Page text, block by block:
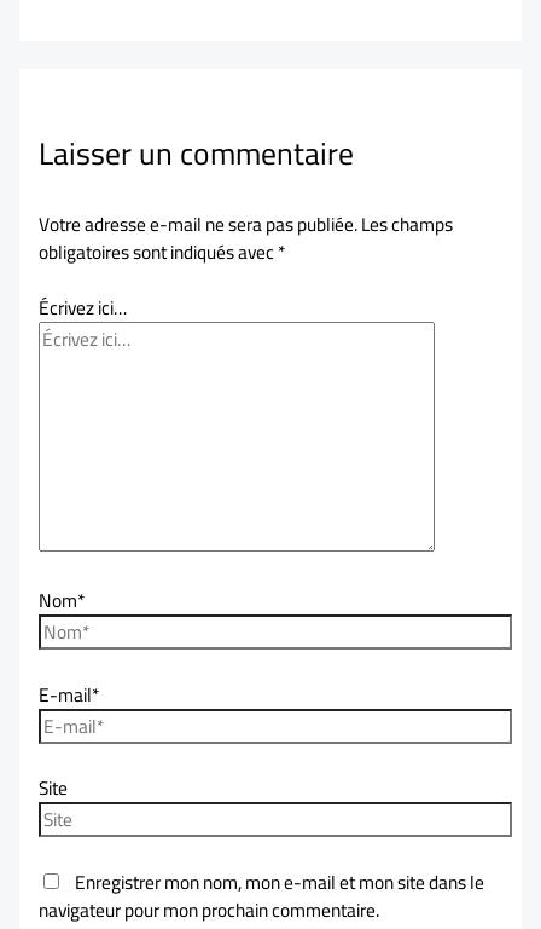
Laisser un commentaire
Votre adresse e-mail ne sera pas publiée.Les champs
obligatoires sont indiqués avec*
Écrivez ici…
Nom*
E-mail*
Site
Enregistrer mon nom, mon e-mail et mon site dans le
navigateur pour mon prochain commentaire.